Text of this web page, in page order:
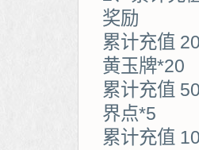
奖励
累计充值
黄玉牌*20
累计充值
界点*5
累计充值